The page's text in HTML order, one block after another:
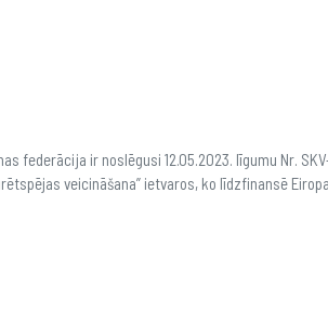
federācija ir noslēgusi 12.05.2023. līgumu Nr.
veicināšana” ietvaros, ko līdzfinansē